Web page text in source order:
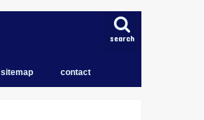
search
sitemap contact